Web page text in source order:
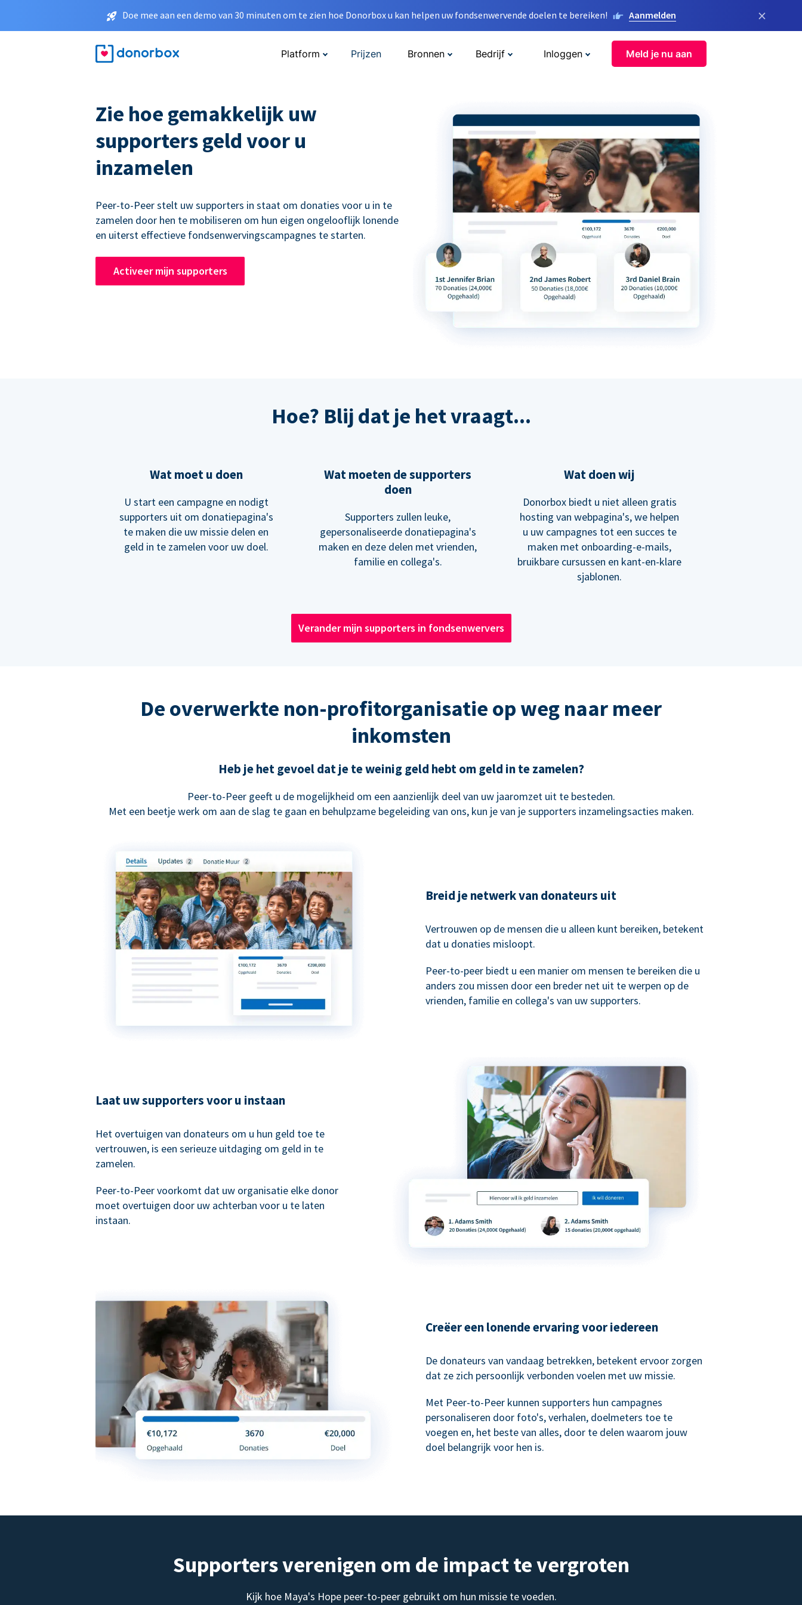
Doe mee aan een demo van 30 minuten om te zien hoe Donorbox u kan helpen uw fondsenwervende doelen te bereiken! Aanmelden ×
Platform Prijzen Bronnen Bedrijf Inloggen Meld je nu aan
Zie hoe gemakkelijk uw
supporters geld voor u
inzamelen
Peer-to-Peer stelt uw supporters in staat om donaties voor u in te
zamelen door hen te mobiliseren om hun eigen ongelooflijk lonende
en uiterst effectieve fondsenwervingscampagnes te starten.
Activeer mijn supporters
Hoe? Blij dat je het vraagt...
Wat moet u doen
U start een campagne en nodigt
supporters uit om donatiepagina's
te maken die uw missie delen en
geld in te zamelen voor uw doel.
Wat moeten de supporters
doen
Supporters zullen leuke,
gepersonaliseerde donatiepagina's
maken en deze delen met vrienden,
familie en collega's.
Wat doen wij
Donorbox biedt u niet alleen gratis
hosting van webpagina's, we helpen
u uw campagnes tot een succes te
maken met onboarding-e-mails,
bruikbare cursussen en kant-en-klare
sjablonen.
Verander mijn supporters in fondsenwervers
De overwerkte non-profitorganisatie op weg naar meer
inkomsten
Heb je het gevoel dat je te weinig geld hebt om geld in te zamelen?
Peer-to-Peer geeft u de mogelijkheid om een aanzienlijk deel van uw jaaromzet uit te besteden.
Met een beetje werk om aan de slag te gaan en behulpzame begeleiding van ons, kun je van je supporters inzamelingsacties maken.
Breid je netwerk van donateurs uit
Vertrouwen op de mensen die u alleen kunt bereiken, betekent
dat u donaties misloopt.
Peer-to-peer biedt u een manier om mensen te bereiken die u
anders zou missen door een breder net uit te werpen op de
vrienden, familie en collega's van uw supporters.
Laat uw supporters voor u instaan
Het overtuigen van donateurs om u hun geld toe te
vertrouwen, is een serieuze uitdaging om geld in te
zamelen.
Peer-to-Peer voorkomt dat uw organisatie elke donor
moet overtuigen door uw achterban voor u te laten
instaan.
Creëer een lonende ervaring voor iedereen
De donateurs van vandaag betrekken, betekent ervoor zorgen
dat ze zich persoonlijk verbonden voelen met uw missie.
Met Peer-to-Peer kunnen supporters hun campagnes
personaliseren door foto's, verhalen, doelmeters toe te
voegen en, het beste van alles, door te delen waarom jouw
doel belangrijk voor hen is.
Supporters verenigen om de impact te vergroten
Kijk hoe Maya's Hope peer-to-peer gebruikt om hun missie te voeden.